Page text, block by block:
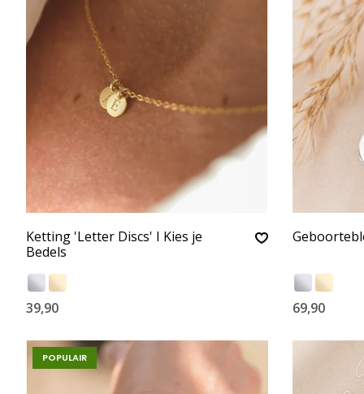
Ketting 'Letter Discs' I Kies je
Bedels
39,90 69,90
POPULAIR